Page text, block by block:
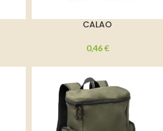
CALAO
0,46€